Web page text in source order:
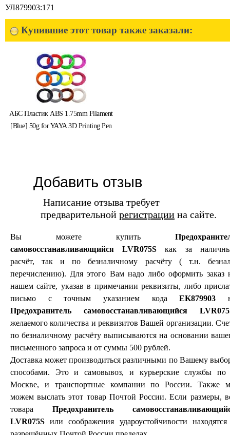
УЛ879903:171
Купившие этот товар также заказали:
АБС Пластик ABS 1.75mm Filament
[Blue] 50g for YAYA 3D Printing Pen
Добавить отзыв
Написание отзыва требует
предварительной регистрации на сайте.
Вы можете купить
самовосстанавливающийся LVR075S как за
расчёт, так и по безналичному расчёту ( т.н.
перечислению). Для этого Вам надо либо оформить заказ
нашем сайте, указав в примечании реквизиты, либо
письмо с точным указанием кодаEK879903
Предохранитель самовосстанавливающийся
желаемого количества и реквизитов Вашей организации.
по безналичному расчёту выписываются на основании
письменного запроса и от суммы 500 рублей.
Доставка может производиться различными по Вашему
способами. Это и самовывоз, и курьерские службы по
Москве, и транспортные компании по России. Также
можем выслать этот товар Почтой России. Если размеры,
товара Предохранитель
LVR075S или соображения удароустойчивости